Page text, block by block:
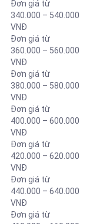
Đơn giá từ
340.000 – 540.000
VNĐ
Đơn giá từ
360.000 – 560.000
VNĐ
Đơn giá từ
380.000 – 580.000
VNĐ
Đơn giá từ
400.000 – 600.000
VNĐ
Đơn giá từ
420.000 – 620.000
VNĐ
Đơn giá từ
440.000 – 640.000
VNĐ
Đơn giá từ